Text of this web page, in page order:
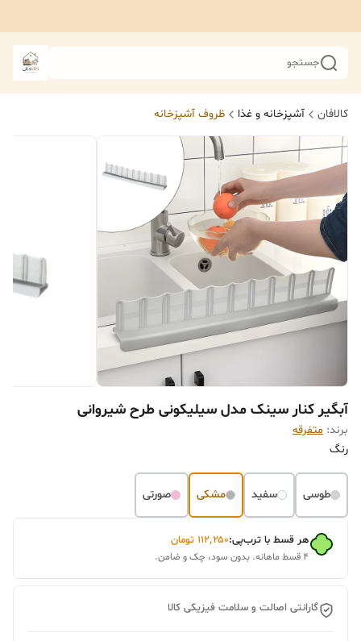
جستجو
کالافان آشپزخانه و غذا ظروف آشپزخانه
آبگیر کنار سینک مدل سیلیکونی طرح شیروانی
برند: متفرقه
رنگ
طوسی سفید مشکی صورتی
هر قسط با ترب‌پی:۱۱۲٬۲۵۰ تومان
۴ قسط ماهانه. بدون سود، چک و ضامن.
گارانتی اصالت و سلامت فیزیکی کالا